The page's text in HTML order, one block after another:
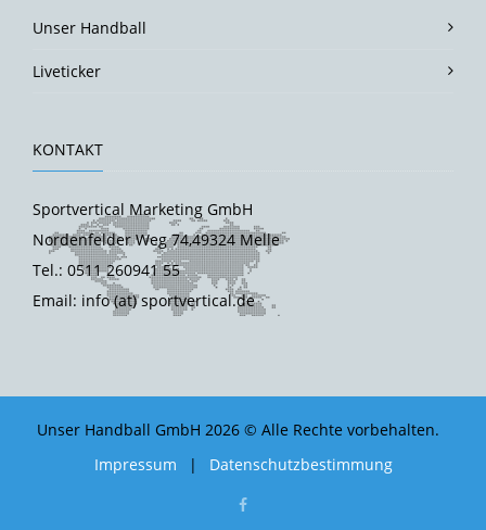
Unser Handball
Liveticker
KONTAKT
Sportvertical Marketing GmbH
Nordenfelder Weg 74,49324 Melle
Tel.: 0511 260941 55
Email: info (at) sportvertical.de
Unser Handball GmbH 2026 © Alle Rechte vorbehalten.
Impressum
| Datenschutzbestimmung